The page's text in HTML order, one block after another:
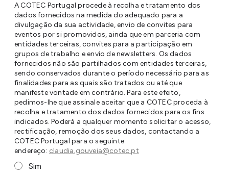
A COTEC Portugal procede à recolha e tratamento dos
dados fornecidos na medida do adequado para a
divulgação da sua actividade, envio de convites para
eventos por si promovidos, ainda que em parceria com
entidades terceiras, convites para a participação em
grupos de trabalho e envio de newsletters. Os dados
fornecidos não são partilhados com entidades terceiras,
sendo conservados durante o período necessário para as
finalidades para as quais são tratados ou até que
manifeste vontade em contrário. Para este efeito,
pedimos-lhe que assinale aceitar que a COTEC proceda à
recolha e tratamento dos dados fornecidos para os fins
indicados. Poderá a qualquer momento solicitar o acesso,
rectificação, remoção dos seus dados, contactando a
COTEC Portugal para o seguinte
endereço: claudia.gouveia@cotec.pt
Sim